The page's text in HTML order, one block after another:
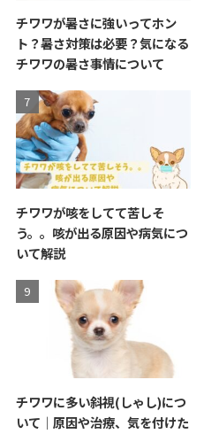
チワワが暑さに強いってホン
ト？暑さ対策は必要？気になる
チワワの暑さ事情について
チワワが咳をしてて苦しそ
う。。咳が出る原因や病気につ
いて解説
チワワに多い斜視(しゃし)につ
いて｜原因や治療、気を付けた